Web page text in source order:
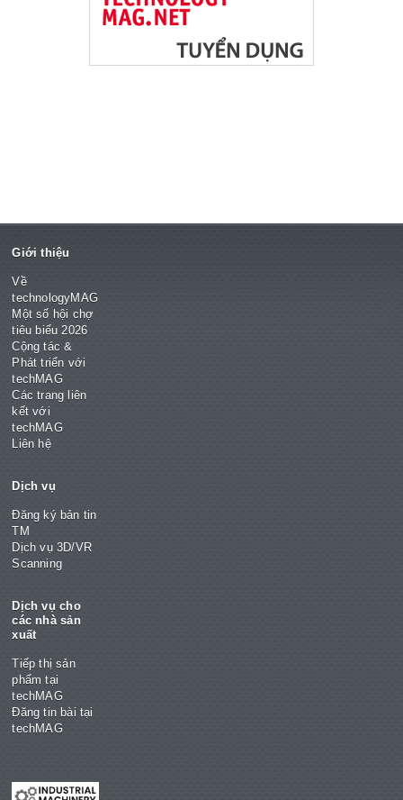
Giới thiệu
Về
technologyMAG
Một số hội chợ
tiêu biểu 2026
Cộng tác &
Phát triển với
techMAG
Các trang liên
kết với
techMAG
Liên hệ
Dịch vụ
Đăng ký bản tin
TM
Dịch vụ 3D/VR
Scanning
Dịch vụ cho
các nhà sản
xuất
Tiếp thị sản
phẩm tại
techMAG
Đăng tin bài tại
techMAG